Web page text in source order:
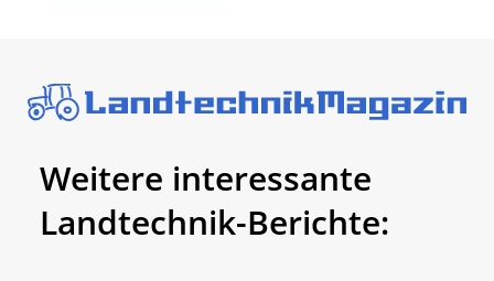
Weitere interessante
Landtechnik-Berichte: